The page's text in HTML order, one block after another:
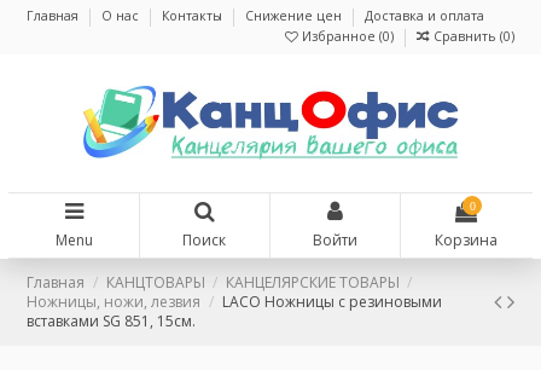
Главная О нас Контакты Снижение цен
Доставка и оплата
Избранное (0) Сравнить (0)
Menu Поиск Войти
0
Корзина
Главная КАНЦТОВАРЫ
КАНЦЕЛЯРСКИЕ ТОВАРЫ
Ножницы, ножи, лезвия
LACO Ножницы с резиновыми
вставками SG 851, 15см.